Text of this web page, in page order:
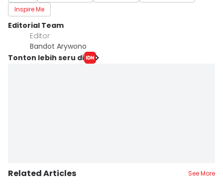
Inspire Me
Editorial Team
Editor
Bandot Arywono
Tonton lebih seru di
Related Articles See More